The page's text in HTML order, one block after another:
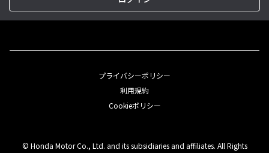
プライバシーポリシー
利用規約
Cookieポリシー
© Honda Motor Co., Ltd. and its subsidiaries and affiliates. All Rights